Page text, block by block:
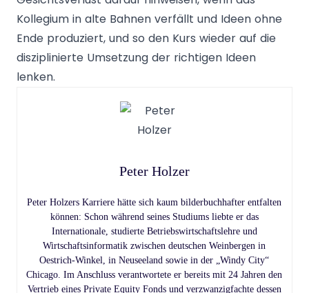
Kollegium in alte Bahnen verfällt und Ideen ohne
Ende produziert, und so den Kurs wieder auf die
disziplinierte Umsetzung der richtigen Ideen
lenken.
Peter Holzer
Peter Holzers Karriere hätte sich kaum bilderbuchhafter entfalten
können: Schon während seines Studiums liebte er das
Internationale, studierte Betriebswirtschaftslehre und
Wirtschaftsinformatik zwischen deutschen Weinbergen in
Oestrich-Winkel, in Neuseeland sowie in der „Windy City“
Chicago. Im Anschluss verantwortete er bereits mit 24 Jahren den
Vertrieb eines Private Equity Fonds und verzwanzigfachte dessen